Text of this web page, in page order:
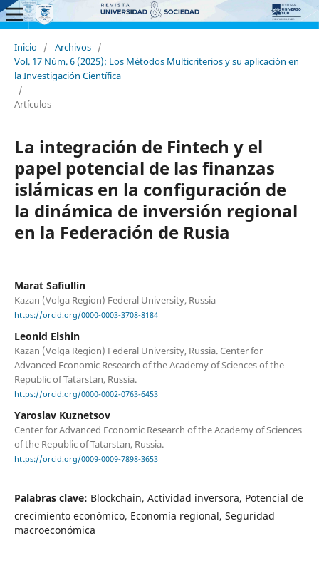
Inicio / Archivos /
Vol. 17 Núm. 6 (2025): Los Métodos Multicriterios y su aplicación en
la Investigación Científica
/
Artículos
La integración de Fintech y el
papel potencial de las finanzas
islámicas en la configuración de
la dinámica de inversión regional
en la Federación de Rusia
Marat Safiullin
Kazan (Volga Region) Federal University, Russia
https://orcid.org/0000-0003-3708-8184
Leonid Elshin
Kazan (Volga Region) Federal University, Russia. Center for
Advanced Economic Research of the Academy of Sciences of the
Republic of Tatarstan, Russia.
https://orcid.org/0000-0002-0763-6453
Yaroslav Kuznetsov
Center for Advanced Economic Research of the Academy of Sciences
of the Republic of Tatarstan, Russia.
https://orcid.org/0009-0009-7898-3653
Palabras clave: Blockchain, Actividad inversora, Potencial de
crecimiento económico, Economía regional, Seguridad
macroeconómica